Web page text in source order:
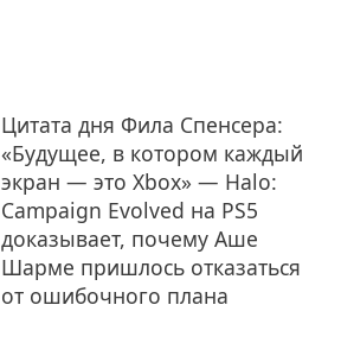
Цитата дня Фила Спенсера:
«Будущее, в котором каждый
экран — это Xbox» — Halo:
Campaign Evolved на PS5
доказывает, почему Аше
Шарме пришлось отказаться
от ошибочного плана